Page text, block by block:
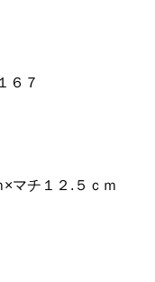
６７
マチ１２.５ｃｍ